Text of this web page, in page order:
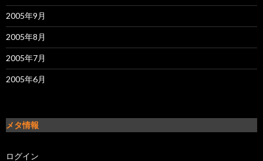
2005年9月
2005年8月
2005年7月
2005年6月
メタ情報
ログイン